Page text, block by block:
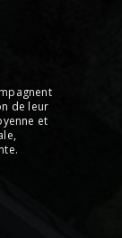
de leur
et